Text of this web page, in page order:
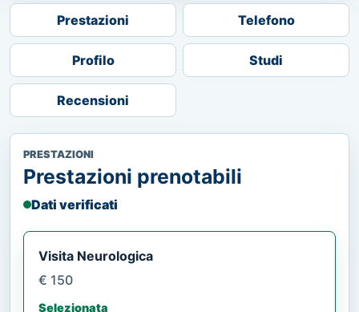
Prestazioni Telefono
Profilo Studi
Recensioni
PRESTAZIONI
Prestazioni prenotabili
Dati verificati
Visita Neurologica
€ 150
Selezionata